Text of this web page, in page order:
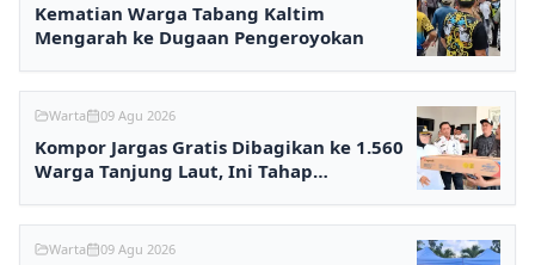
Kematian Warga Tabang Kaltim
Mengarah ke Dugaan Pengeroyokan
Warta 09 Agu 2026
Kompor Jargas Gratis Dibagikan ke 1.560
Warga Tanjung Laut, Ini Tahap
Warta 09 Agu 2026